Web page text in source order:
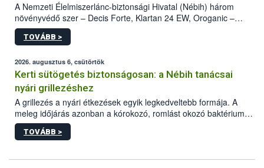
A Nemzeti Élelmiszerlánc-biztonsági Hivatal (Nébih) három
növényvédő szer – Decis Forte, Klartan 24 EW, Oroganic –
engedélyokiratát módosította, így azok a szüretet követően,
egészen a vesszőérettség (BBCH 91) stádiumáig
érésű szőlőkben is legyen lehetőség a károsító elleni további
védekezésre. Az Oroganic készítmény kis kiszerelésben kiskerti
felhasználók számára is elérhető és ökológiai termesztésben is
engedélyezett.
TOVÁBB >
2026. augusztus 6, csütörtök
Kerti sütögetés biztonságosan: a Nébih tanácsai
nyári grillezéshez
A grillezés a nyári étkezések egyik legkedveltebb formája. A
meleg időjárás azonban a kórokozó, romlást okozó baktériumok
gyorsabb szaporodásának is kedvez. A szabadtéri sütögetés
ezért nem csupán a megfelelő sütési technikáról szól: legalább
higiéniai szabályok betartása, a megfelelő hőkezelés, valamint a
TOVÁBB >